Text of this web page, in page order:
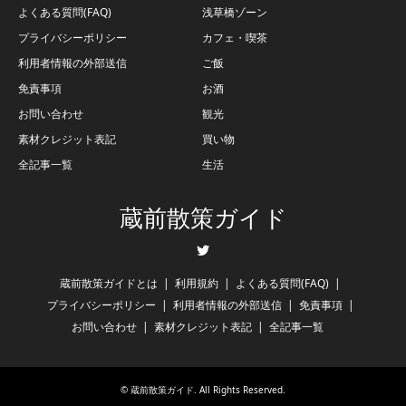
よくある質問(FAQ)
プライバシーポリシー
利用者情報の外部送信
免責事項
お問い合わせ
素材クレジット表記
全記事一覧
浅草橋ゾーン
カフェ・喫茶
ご飯
お酒
観光
買い物
生活
蔵前散策ガイド
蔵前散策ガイドとは 利用規約
よくある質問(FAQ)
プライバシーポリシー
利用者情報の外部送信
免責事項
お問い合わせ
素材クレジット表記 全記事一覧
© 蔵前散策ガイド . All Rights Reserved.